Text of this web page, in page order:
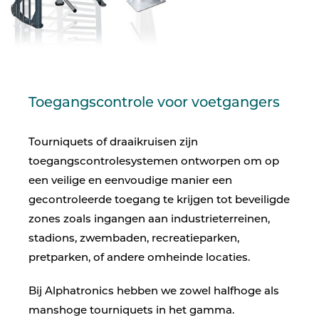
Toegangscontrole voor voetgangers
Tourniquets of draaikruisen zijn
toegangscontrolesystemen ontworpen om op
een veilige en eenvoudige manier een
gecontroleerde toegang te krijgen tot beveiligde
zones zoals ingangen aan industrieterreinen,
stadions, zwembaden, recreatieparken,
pretparken, of andere omheinde locaties.
Bij Alphatronics hebben we zowel halfhoge als
manshoge tourniquets in het gamma.